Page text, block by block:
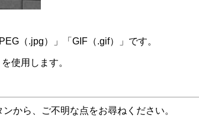
（.jpg）」「GIF（.gif）」です。
使用します。
から、ご不明な点をお尋ねください。